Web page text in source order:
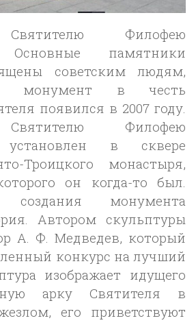
Филофею
Основные памятники
советским людям,
монумент в честь
появился в 2007 году.
Филофею
в сквере
Троицкого монастыря,
он когда-то был.
создания монумента
Автором скульптуры
А. Ф. Медведев, который
конкурс на лучший
изображает идущего
арку Святителя в
его приветствуют